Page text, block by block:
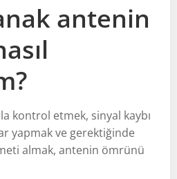
antenin
kontrol etmek, sinyal kaybı
yapmak ve gerektiğinde
almak, antenin ömrünü